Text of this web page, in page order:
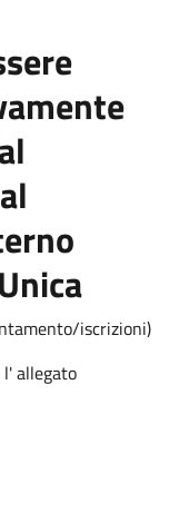
iscrizioni)
allegato